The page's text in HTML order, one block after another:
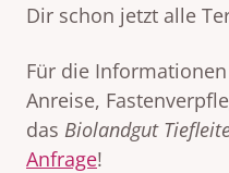
Dir schon jetzt alle
Für die
Anreise,
das Biolandgut
Anfrage!